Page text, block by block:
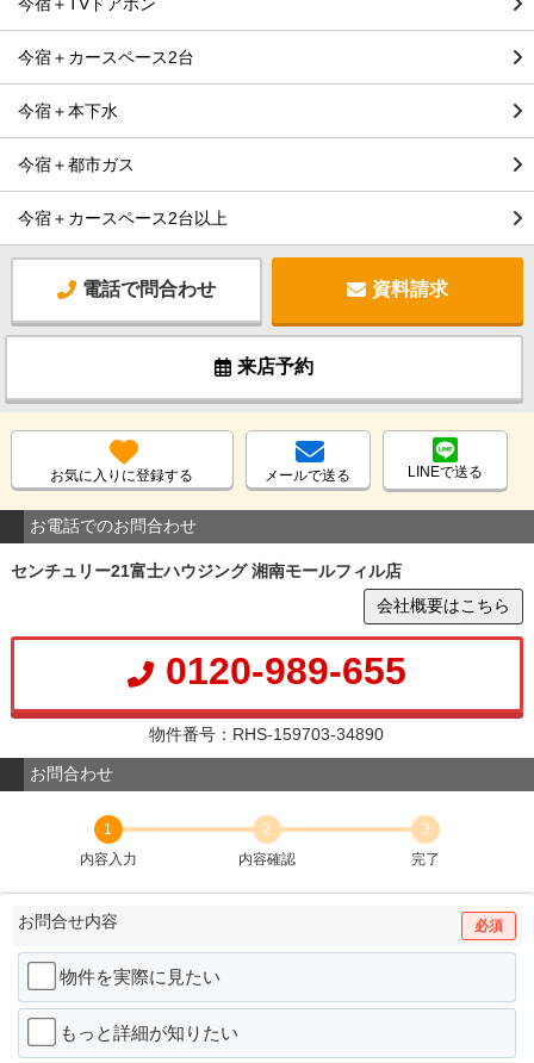
今宿＋カースペース2台
今宿＋本下水
今宿＋都市ガス
今宿＋カースペース2台以上
電話で問合わせ 資料請求
来店予約
お気に入りに登録する メールで送る LINEで送る
お電話でのお問合わせ
センチュリー21富士ハウジング 湘南モールフィル店
会社概要はこちら
0120-989-655
物件番号：RHS-159703-34890
お問合わせ
1
内容入力
2
内容確認
3
完了
お問合せ内容 必須
物件を実際に見たい
もっと詳細が知りたい